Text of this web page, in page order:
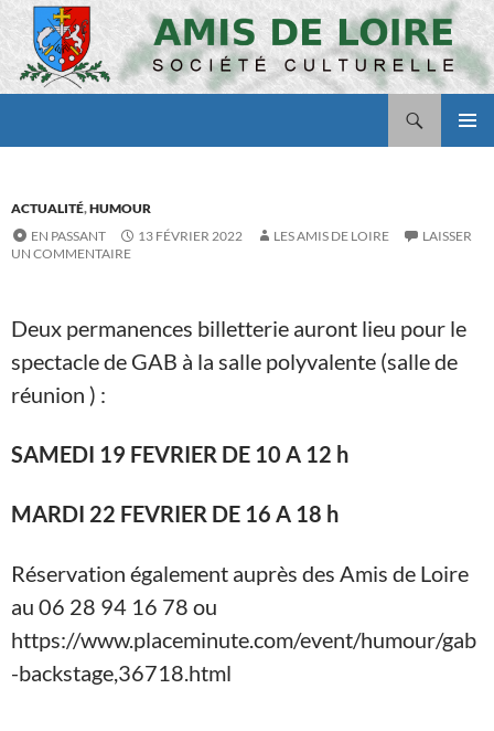
Aller
contenu
ACTUALITÉ,HUMOUR
EN PASSANT
13 FÉVRIER 2022 LES AMIS DE LOIRE
LAISSER
UN COMMENTAIRE
Deux permanences billetterie auront lieu pour le
spectacle de GAB à la salle polyvalente (salle de
réunion ) :
SAMEDI 19 FEVRIER DE 10 A 12 h
MARDI 22 FEVRIER DE 16 A 18 h
Réservation également auprès des Amis de Loire
au 06 28 94 16 78 ou
https://www.placeminute.com/event/humour/gab
-backstage,36718.html